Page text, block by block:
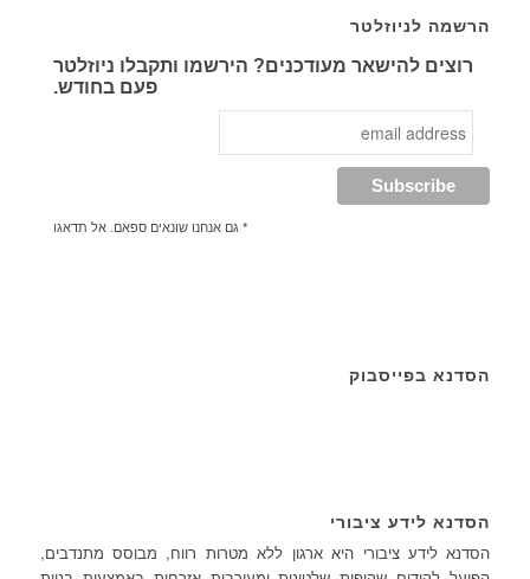
הרשמה לניוזלטר
רוצים להישאר מעודכנים? הירשמו ותקבלו ניוזלטר
פעם בחודש.
* גם אנחנו שונאים ספאם. אל תדאגו
הסדנא בפייסבוק
הסדנא לידע ציבורי
הסדנא לידע ציבורי היא ארגון ללא מטרות רווח, מבוסס מתנדבים,